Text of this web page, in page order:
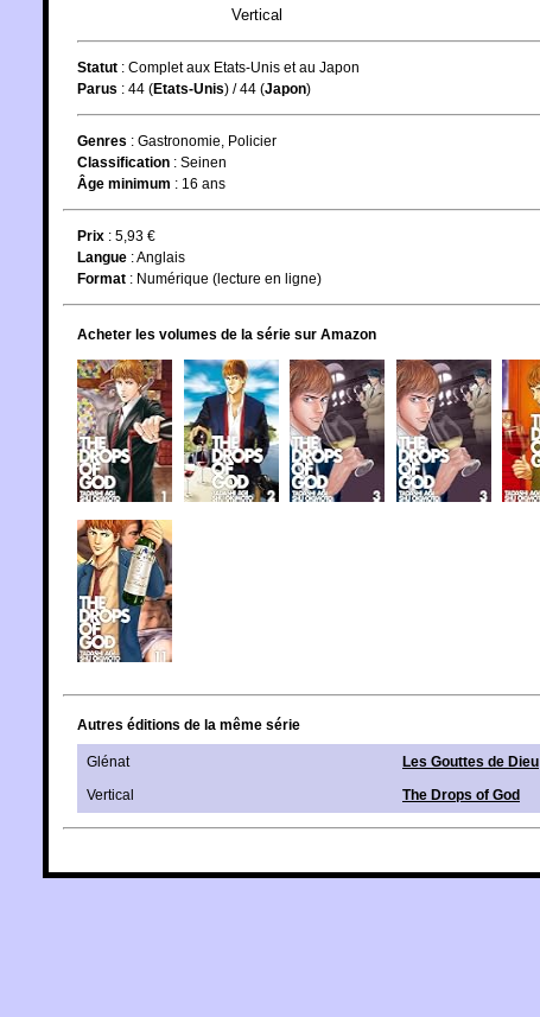
Vertical
Statut : Complet aux Etats-Unis et au Japon
Parus : 44 (Etats-Unis) / 44 (Japon)
Genres : Gastronomie Policier
Classification : Seinen
Âge minimum : 16 ans
Prix : 5,93 €
Langue :Anglais
Format : Numérique (lecture en ligne)
Acheter les volumes de la série sur Amazon
Autres éditions de la même série
Glénat Les Gouttes de Dieu
Vertical
The Drops of God